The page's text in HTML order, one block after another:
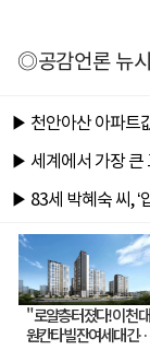
◎공감언론 뉴